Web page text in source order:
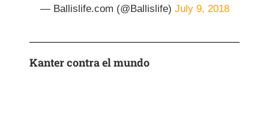
— Ballislife.com (@Ballislife) July 9, 2018
Kanter contra el mundo